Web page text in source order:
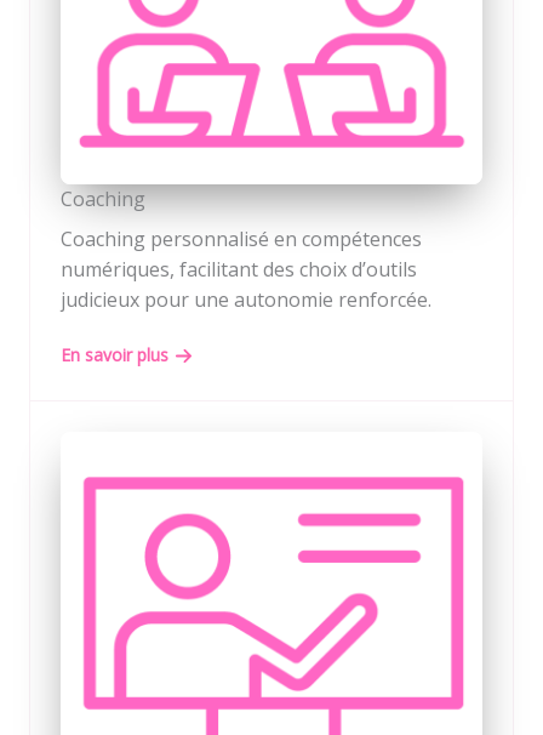
Coaching
Coaching personnalisé en compétences
numériques, facilitant des choix d’outils
judicieux pour une autonomie renforcée.
En savoir plus